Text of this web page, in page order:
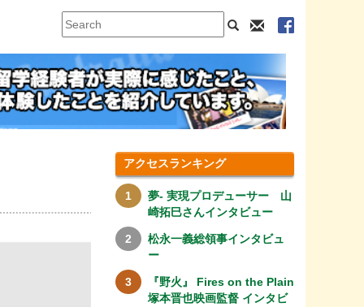
アクセスランキング
夢- 実現プロデューサー 山
崎拓巳さんインタビュー
松永一義総領事インタビュ
ー
『野火』 Fires on the Plain
塚本晋也映画監督 インタビ